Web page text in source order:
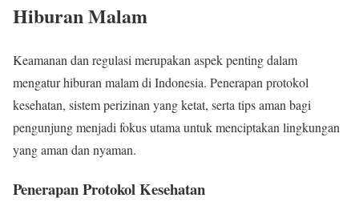
Hiburan Malam
Keamanan dan regulasi merupakan aspek penting dalam
mengatur hiburan malam di Indonesia. Penerapan protokol
kesehatan, sistem perizinan yang ketat, serta tips aman bagi
pengunjung menjadi fokus utama untuk menciptakan lingkungan
yang aman dan nyaman.
Penerapan Protokol Kesehatan